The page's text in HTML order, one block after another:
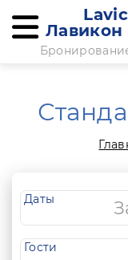
Лавикон
Даты
Гости